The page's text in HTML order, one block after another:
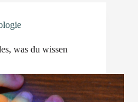
was du wissen